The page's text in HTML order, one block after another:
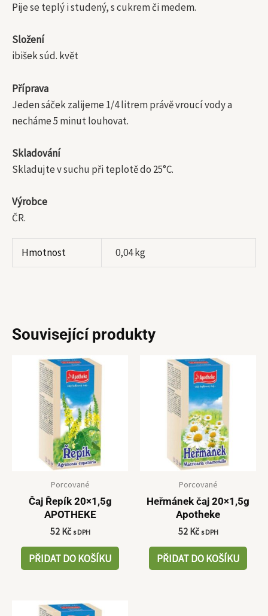
Pije se teplý i studený, s cukrem či medem.
Složení
ibišek súd. květ
Příprava
Jeden sáček zalijeme 1/4 litrem právě vroucí vody a
necháme 5 minut louhovat.
Skladování
Skladujte v suchu při teplotě do 25°C.
Výrobce
ČR.
Hmotnost 0,04 kg
Související produkty
Porcované
Čaj Řepík 20×1,5g
APOTHEKE
52 Kč s DPH
PŘIDAT DO KOŠÍKU
Porcované
Heřmánek čaj 20×1,5g
Apotheke
52 Kč s DPH
PŘIDAT DO KOŠÍKU